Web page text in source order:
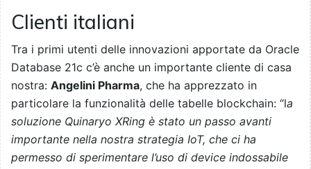
Clienti italiani
Tra i primi utenti delle innovazioni apportate da Oracle
Database 21c c’è anche un importante cliente di casa
nostra: Angelini Pharma, che ha apprezzato in
particolare la funzionalità delle tabelle blockchain: “la
soluzione Quinaryo XRing è stato un passo avanti
importante nella nostra strategia IoT, che ci ha
permesso di sperimentare l’uso di device indossabile